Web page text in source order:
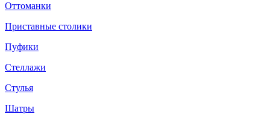
Оттоманки
Приставные столики
Пуфики
Стеллажи
Стулья
Шатры